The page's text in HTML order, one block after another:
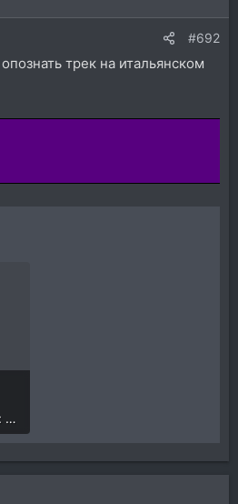
#692
трек на итальянском
4,6 MB · Просмотры: 3.437